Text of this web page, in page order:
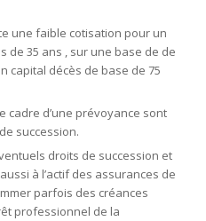
une faible cotisation pour un
de 35 ans , sur une base de de
capital décès de base de 75
cadre d’une prévoyance sont
succession.
droits de succession et
à l’actif des assurances de
parfois des créances
professionnel de la